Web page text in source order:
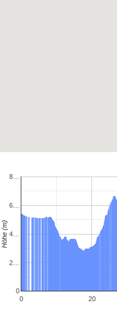
0 20
0
2…
4…
6…
8…
Höhe (m)